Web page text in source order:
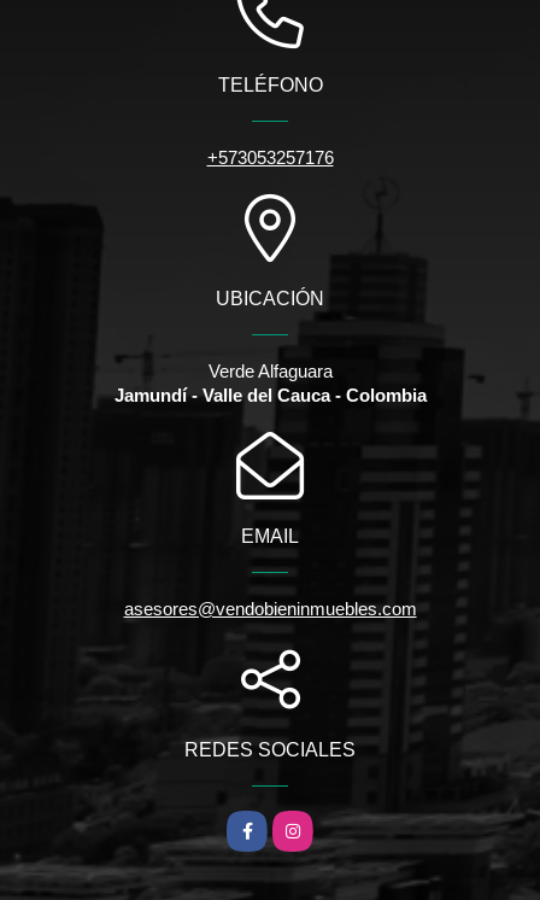
TELÉFONO
+573053257176
UBICACIÓN
Verde Alfaguara
Jamundí - Valle del Cauca - Colombia
EMAIL
asesores@vendobieninmuebles.com
REDES SOCIALES
FacebookInstagram